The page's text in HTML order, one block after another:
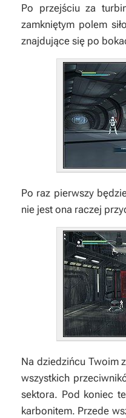
Po przejściu za
zamkniętym polem
znajdujące się po
Po raz pierwszy
nie jest ona raczej
Na dziedzińcu Twoim
wszystkich
sektora. Pod koniec
karbonitem. Przede